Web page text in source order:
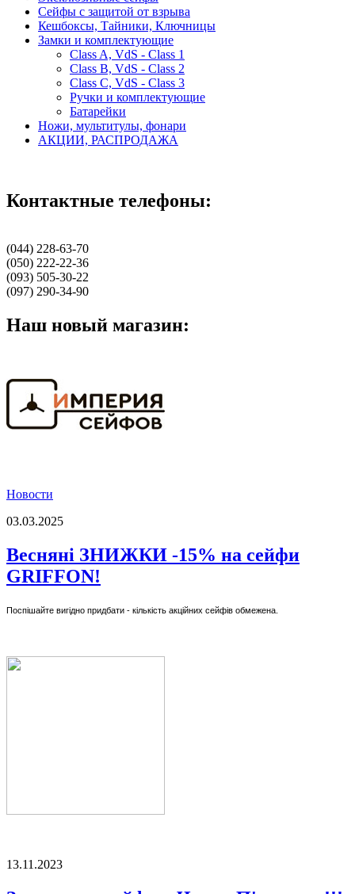
Сейфы с защитой от взрыва
Кешбоксы, Тайники, Ключницы
Замки и комплектующие
Class A, VdS - Class 1
Class B, VdS - Class 2
Class С, VdS - Class 3
Ручки и комплектующие
Батарейки
Ножи, мультитулы, фонари
АКЦИИ, РАСПРОДАЖА
Контактные телефоны:
(044) 228-63-70
(050) 222-22-36
(093) 505-30-22
(097) 290-34-90
Наш новый магазин:
Новости
03.03.2025
Весняні ЗНИЖКИ -15% на сейфи
GRIFFON!
Поспішайте вигідно придбати - кількість акційних сейфів обмежена.
13.11.2023